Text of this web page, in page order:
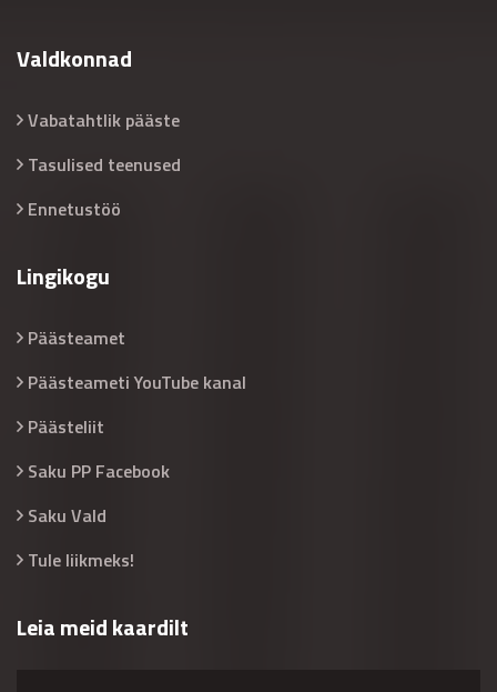
Valdkonnad
Vabatahtlik pääste
Tasulised teenused
Ennetustöö
Lingikogu
Päästeamet
Päästeameti YouTube kanal
Päästeliit
Saku PP Facebook
Saku Vald
Tule liikmeks!
Leia meid kaardilt